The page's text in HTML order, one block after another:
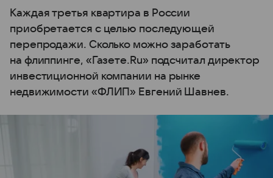
Каждая третья квартира в России
приобретается с целью последующей
перепродажи. Сколько можно заработать
на флиппинге, «Газете.Ru» подсчитал директор
инвестиционной компании на рынке
недвижимости «ФЛИП» Евгений Шавнев.